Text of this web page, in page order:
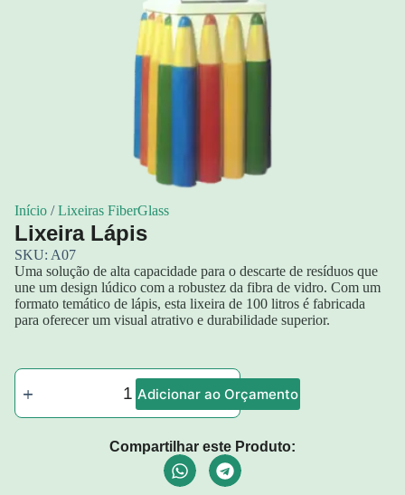
Início /Lixeiras FiberGlass
Lixeira Lápis
SKU: A07
Uma solução de alta capacidade para o descarte de resíduos que
une um design lúdico com a robustez da fibra de vidro. Com um
formato temático de lápis, esta lixeira de 100 litros é fabricada
para oferecer um visual atrativo e durabilidade superior.
Adicionar ao Orçamento
Compartilhar este Produto: